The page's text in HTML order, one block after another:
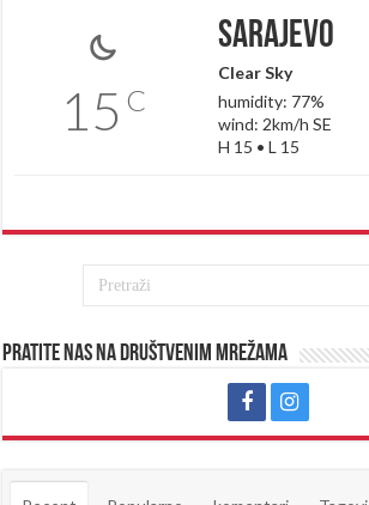
15 C
Sarajevo
Clear Sky
humidity: 77%
wind: 2km/h SE
H 15 • L 15
Pratite nas na društvenim mrežama